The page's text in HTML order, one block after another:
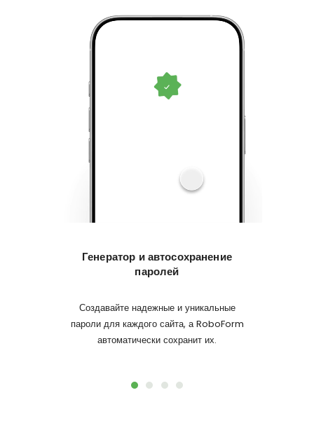
Генератор и автосохранение
паролей
Создавайте надежные и уникальные
пароли для каждого сайта, а RoboForm
автоматически сохранит их.